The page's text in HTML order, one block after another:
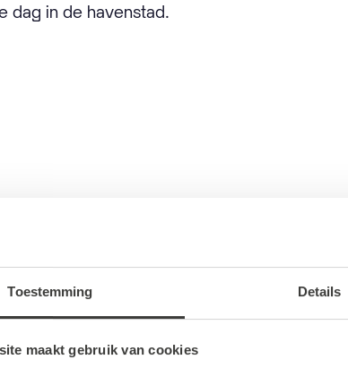
Toestemming Details
maakt gebruik van cookies
dag in de havenstad.